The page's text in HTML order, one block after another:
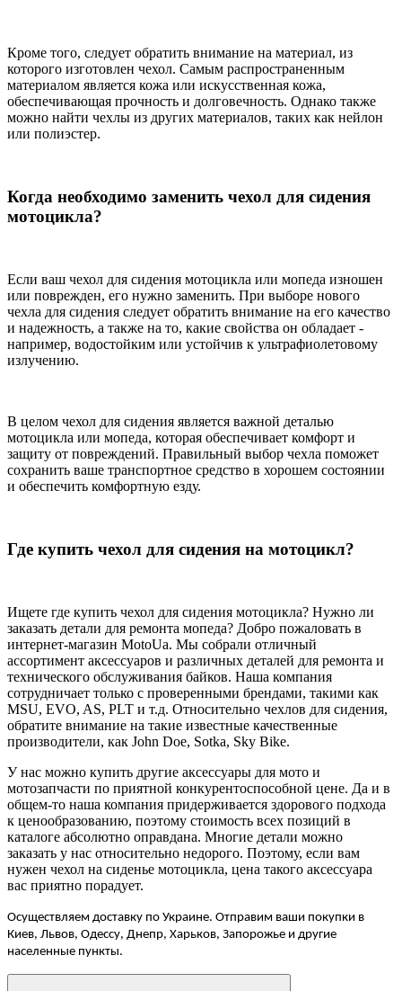
Кроме того, следует обратить внимание на материал, из
которого изготовлен чехол. Самым распространенным
материалом является кожа или искусственная кожа,
обеспечивающая прочность и долговечность. Однако также
можно найти чехлы из других материалов, таких как нейлон
или полиэстер.
Когда необходимо заменить чехол для сидения
мотоцикла?
Если ваш чехол для сидения мотоцикла или мопеда изношен
или поврежден, его нужно заменить. При выборе нового
чехла для сидения следует обратить внимание на его качество
и надежность, а также на то, какие свойства он обладает -
например, водостойким или устойчив к ультрафиолетовому
излучению.
В целом чехол для сидения является важной деталью
мотоцикла или мопеда, которая обеспечивает комфорт и
защиту от повреждений. Правильный выбор чехла поможет
сохранить ваше транспортное средство в хорошем состоянии
и обеспечить комфортную езду.
Где купить чехол для сидения на мотоцикл?
Ищете где купить чехол для сидения мотоцикла? Нужно ли
заказать детали для ремонта мопеда? Добро пожаловать в
интернет-магазин MotoUa. Мы собрали отличный
ассортимент аксессуаров и различных деталей для ремонта и
технического обслуживания байков. Наша компания
сотрудничает только с проверенными брендами, такими как
MSU, EVO, AS, PLT и т.д. Относительно чехлов для сидения,
обратите внимание на такие известные качественные
производители, как John Doe, Sotka, Sky Bike.
У нас можно купить другие аксессуары для мото и
мотозапчасти по приятной конкурентоспособной цене. Да и в
общем-то наша компания придерживается здорового подхода
к ценообразованию, поэтому стоимость всех позиций в
каталоге абсолютно оправдана. Многие детали можно
заказать у нас относительно недорого. Поэтому, если вам
нужен чехол на сиденье мотоцикла, цена такого аксессуара
вас приятно порадует.
Осуществляем доставку по Украине. Отправим ваши покупки в
Киев, Львов, Одессу, Днепр, Харьков, Запорожье и другие
населенные пункты.